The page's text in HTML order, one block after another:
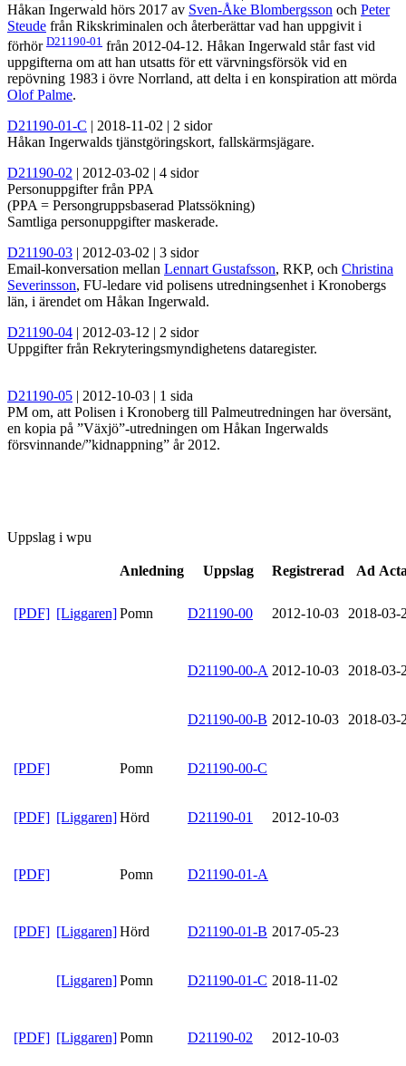
Håkan Ingerwald hörs 2017 av Sven-Åke Blombergsson och Peter
Steude från Rikskriminalen och återberättar vad han uppgivit i
förhör D21190-01 från 2012-04-12. Håkan Ingerwald står fast vid
uppgifterna om att han utsatts för ett värvningsförsök vid en
repövning 1983 i övre Norrland, att delta i en konspiration att mörda
Olof Palme.
D21190-01-C | 2018-11-02 | 2 sidor
Håkan Ingerwalds tjänstgöringskort, fallskärmsjägare.
D21190-02 | 2012-03-02 | 4 sidor
Personuppgifter från PPA
(PPA = Persongruppsbaserad Platssökning)
Samtliga personuppgifter maskerade.
D21190-03 | 2012-03-02 | 3 sidor
Email-konversation mellan Lennart Gustafsson, RKP, och Christina
Severinsson, FU-ledare vid polisens utredningsenhet i Kronobergs
län, i ärendet om Håkan Ingerwald.
D21190-04 | 2012-03-12 | 2 sidor
Uppgifter från Rekryteringsmyndighetens dataregister.
D21190-05 | 2012-10-03 | 1 sida
PM om, att Polisen i Kronoberg till Palmeutredningen har översänt,
en kopia på ”Växjö”-utredningen om Håkan Ingerwalds
försvinnande/”kidnappning” år 2012.
Uppslag i wpu
Anledning Uppslag Registrerad Ad
[PDF] [Liggaren]Pomn D21190-00 2012-10-03 2018-03-
D21190-00-A 2012-10-03 2018-03-
D21190-00-B 2012-10-03 2018-03-
[PDF] Pomn D21190-00-C
[PDF] [Liggaren]Hörd D21190-01 2012-10-03
[PDF] Pomn D21190-01-A
[PDF] [Liggaren]Hörd D21190-01-B 2017-05-23
[Liggaren]Pomn D21190-01-C 2018-11-02
[PDF] [Liggaren]Pomn D21190-02 2012-10-03